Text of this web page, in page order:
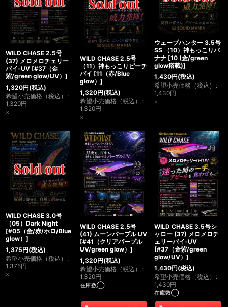
WILD CHASE 2.5号
(37) メロメロチェリー
パイ-UV [#37（金
紫/green glow/UV） ]
1,320円(税込)
希望小売価格（税込） :
1,320円
×
WILD CHASE 2.5号
（11）神もっこりピーチ
パイ [11（赤/Blue
glow） ]
1,320円(税込)
希望小売価格（税込） :
1,320円
×
ウェーブハンター 3.5号
SS （10）神もっこりバ
ナナ [10 (金/green
glow搭載)]
1,430円(税込)
希望小売価格（税込） :
1,430円
×
WILD CHASE 3.0号
（05）Dark Night
[#05（金/赤/ホロ/Blue
glow） ]
1,375円(税込)
希望小売価格（税込） :
1,375円
×
WILD CHASE 2.5号
(41) ムーンパープル UV
[#41（クリアパープル
UV/green glow） ]
1,320円(税込)
希望小売価格（税込） :
1,320円
在庫数◯
WILD CHASE 3.5号シ
ャロー (37) メロメロチ
ェリーパイ-UV
[#37（金紫/green
glow/UV） ]
1,430円(税込)
希望小売価格（税込） :
1,430円
在庫数◯